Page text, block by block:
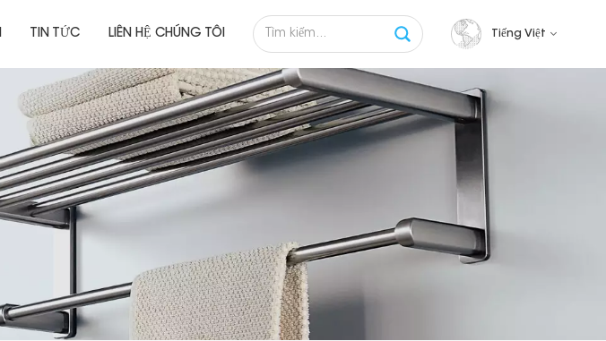
TIN TỨC LIÊN HỆ CHÚNG TÔI Tiếng Việt
English
français
русский
español